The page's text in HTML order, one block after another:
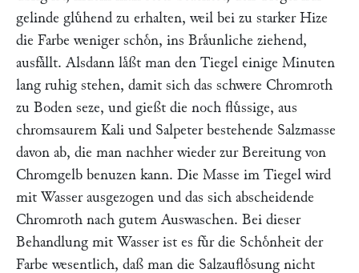
gelinde gluͤhend zu erhalten, weil bei zu starker Hize
die Farbe weniger schoͤn, ins Braͤunliche ziehend,
ausfaͤllt. Alsdann laͤßt man den Tiegel einige Minuten
lang ruhig stehen, damit sich das schwere Chromroth
zu Boden seze, und gießt die noch fluͤssige, aus
chromsaurem Kali und Salpeter bestehende Salzmasse
davon ab, die man nachher wieder zur Bereitung von
Chromgelb benuzen kann. Die Masse im Tiegel wird
mit Wasser ausgezogen und das sich abscheidende
Chromroth nach gutem Auswaschen. Bei dieser
Behandlung mit Wasser ist es fuͤr die Schoͤnheit der
Farbe wesentlich, daß man die Salzaufloͤsung nicht